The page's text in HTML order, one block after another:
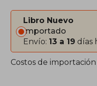
Libro Nuevo
Importado
Envío: 13 a 19 días
Costos de